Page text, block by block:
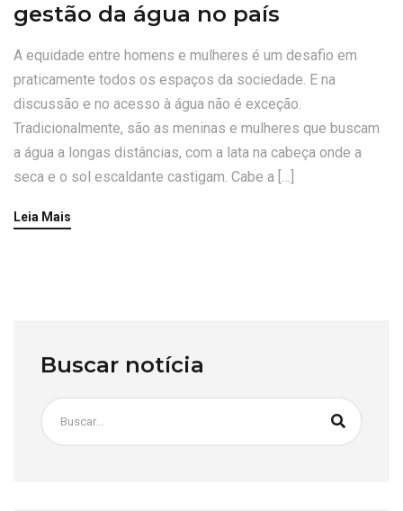
gestão da água no país
A equidade entre homens e mulheres é um desafio em
praticamente todos os espaços da sociedade. E na
discussão e no acesso à água não é exceção.
Tradicionalmente, são as meninas e mulheres que buscam
a água a longas distâncias, com a lata na cabeça onde a
seca e o sol escaldante castigam. Cabe a […]
Leia Mais
Buscar notícia